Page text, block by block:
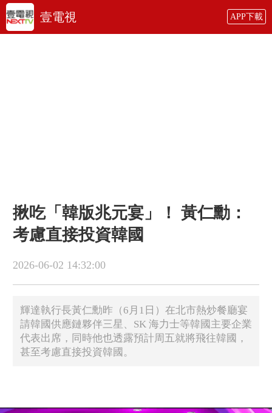
壹電視 APP下載
揪吃「韓版兆元宴」！ 黃仁勳：
考慮直接投資韓國
2026-06-02 14:32:00
輝達執行長黃仁勳昨（6月1日）在北市熱炒餐廳宴
請韓國供應鏈夥伴三星、SK 海力士等韓國主要企業
代表出席，同時他也透露預計周五就將飛往韓國，
甚至考慮直接投資韓國。